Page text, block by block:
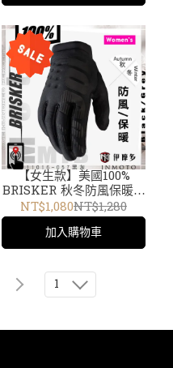
【女生款】美國100%
BRISKER 秋冬防風保暖騎
士短手套 防摔軟殼觸控機
車腳踏車 10005-0000
11016-057黑灰
NT$1,080NT$1,280
加入購物車
1